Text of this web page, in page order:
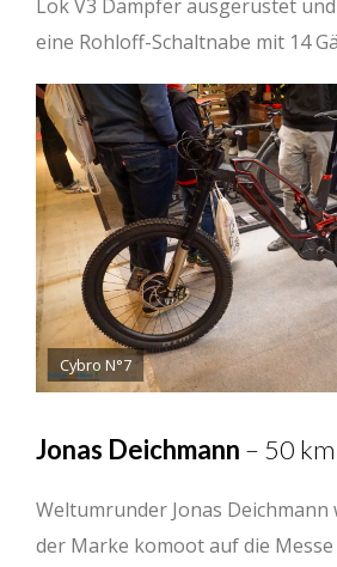
Lok V3 Dämpfer ausgerüstet
eine Rohloff-Schaltnabe mit 14
Cybro N°7
Jonas Deichmann – 50
Weltumrunder Jonas
der Marke komoot auf die